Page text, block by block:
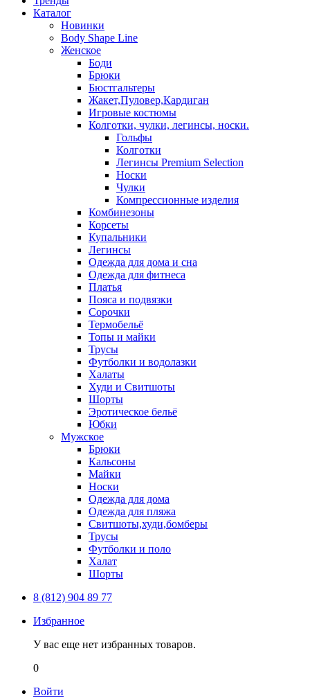
Каталог
Новинки
Body Shape Line
Женское
Боди
Брюки
Бюстгальтеры
Жакет,Пуловер,Кардиган
Игровые костюмы
Колготки, чулки, легинсы, носки.
Гольфы
Колготки
Легинсы Premium Selection
Носки
Чулки
Компрессионные изделия
Комбинезоны
Корсеты
Купальники
Легинсы
Одежда для дома и сна
Одежда для фитнеса
Платья
Пояса и подвязки
Сорочки
Термобельё
Топы и майки
Трусы
Футболки и водолазки
Халаты
Худи и Свитшоты
Шорты
Эротическое бельё
Юбки
Мужское
Брюки
Кальсоны
Майки
Носки
Одежда для дома
Одежда для пляжа
Свитшоты,худи,бомберы
Трусы
Футболки и поло
Халат
Шорты
8 (812) 904 89 77
Избранное
У вас еще нет избранных товаров.
0
Войти